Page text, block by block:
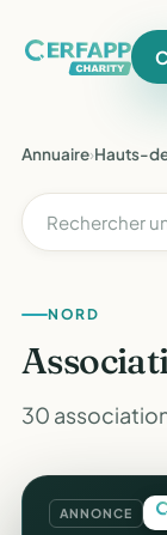
Annuaire›Hauts-
NORD
30
ANNONCE